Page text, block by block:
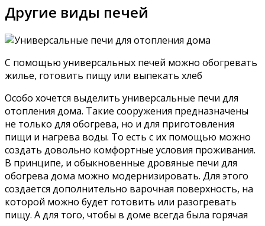
Другие виды печей
С помощью универсальных печей можно обогревать
жилье, готовить пищу или выпекать хлеб
Особо хочется выделить универсальные печи для
отопления дома. Такие сооружения предназначены
не только для обогрева, но и для приготовления
пищи и нагрева воды. То есть с их помощью можно
создать довольно комфортные условия проживания.
В принципе, и обыкновенные дровяные печи для
обогрева дома можно модернизировать. Для этого
создается дополнительно варочная поверхность, на
которой можно будет готовить или разогревать
пищу. А для того, чтобы в доме всегда была горячая